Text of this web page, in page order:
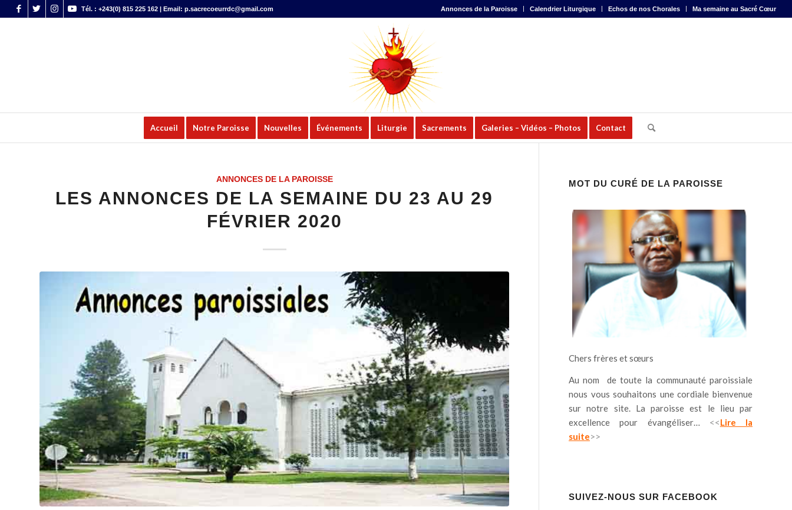
Annonces de la Paroisse Calendrier Liturgique Echos de nos Chorales Ma semaine au Sacré Cœur
Tél. : +243(0) 815 225 162 | Email: p.sacrecoeurrdc@gmail.com
Accueil Notre Paroisse Nouvelles Événements Liturgie Sacrements Galeries – Vidéos – Photos Contact
ANNONCES DE LA PAROISSE
LES ANNONCES DE LA SEMAINE DU 23 AU 29
FÉVRIER 2020
MOT DU CURÉ DE LA PAROISSE
Chers frères et sœurs
Au nom de toute la communauté paroissiale
nous vous souhaitons une cordiale bienvenue
sur notre site. La paroisse est le lieu par
excellence pour évangéliser…
<<Lire la
suite>>
SUIVEZ-NOUS SUR FACEBOOK